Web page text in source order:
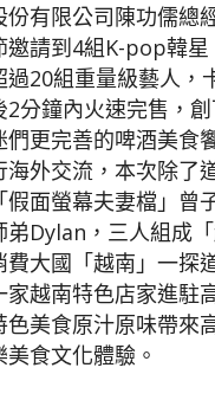
份有限公司陳功儒總
邀請到4組K-pop韓
20組重量級藝人，
2分鐘內火速完售，
們更完善的啤酒美食
外交流，本次除了
面螢幕夫妻檔」曾
弟Dylan，三人組成
費大國「越南」一探
家越南特色店家進駐
美食原汁原味帶來
食文化體驗。